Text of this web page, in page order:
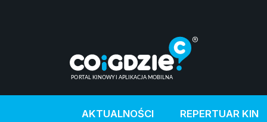
AKTUALNOŚCI REPERTUAR KIN